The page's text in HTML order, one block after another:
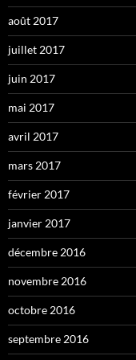
août 2017
juillet 2017
juin 2017
mai 2017
avril 2017
mars 2017
février 2017
janvier 2017
décembre 2016
novembre 2016
octobre 2016
septembre 2016